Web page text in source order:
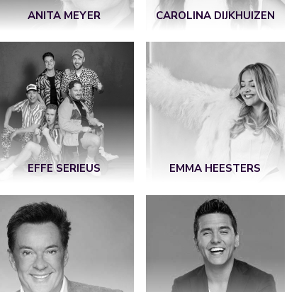
ANITA MEYER CAROLINA DIJKHUIZEN
EFFE SERIEUS EMMA HEESTERS